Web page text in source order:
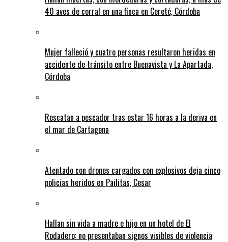
40 aves de corral en una finca en Cereté, Córdoba
Mujer falleció y cuatro personas resultaron heridas en
accidente de tránsito entre Buenavista y La Apartada,
Córdoba
Rescatan a pescador tras estar 16 horas a la deriva en
el mar de Cartagena
Atentado con drones cargados con explosivos deja cinco
policías heridos en Pailitas, Cesar
Hallan sin vida a madre e hijo en un hotel de El
Rodadero: no presentaban signos visibles de violencia